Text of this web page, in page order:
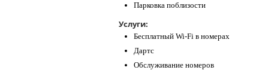
Парковка поблизости
Услуги:
Бесплатный Wi-Fi в номерах
Дартс
Обслуживание номеров